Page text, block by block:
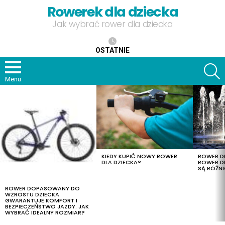
Rowerek dla dziecka
Jak wybrać rower dla dziecka
OSTATNIE
Menu
ROWER DOPASOWANY DO
WZROSTU DZIECKA
GWARANTUJE KOMFORT I
BEZPIECZEŃSTWO JAZDY. JAK
WYBRAĆ IDEALNY ROZMIAR?
KIEDY KUPIĆ NOWY ROWER
DLA DZIECKA?
ROWER
ROWER
SĄ